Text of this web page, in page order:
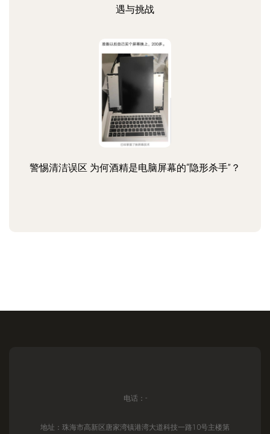
遇与挑战
警惕清洁误区 为何酒精是电脑屏幕的“隐形杀手”？
电话：-
地址：珠海市高新区唐家湾镇港湾大道科技一路10号主楼第